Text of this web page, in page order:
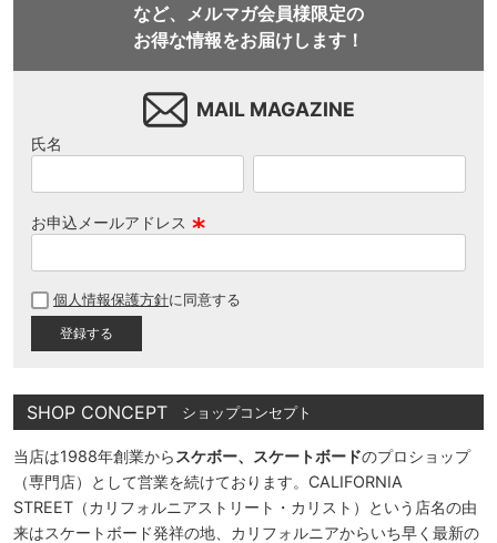
など、メルマガ会員様限定の
お得な情報をお届けします！
MAIL MAGAZINE
氏名
お申込メールアドレス
須
個人情報保護方針に同意する
SHOP CONCEPT ショップコンセプト
当店は1988年創業から スケボー、スケートボードのプロショップ
（専門店）として営業を続けております。CALIFORNIA
STREET（カリフォルニアストリート・カリスト）という店名の由
来はスケートボード発祥の地、カリフォルニアからいち早く最新の